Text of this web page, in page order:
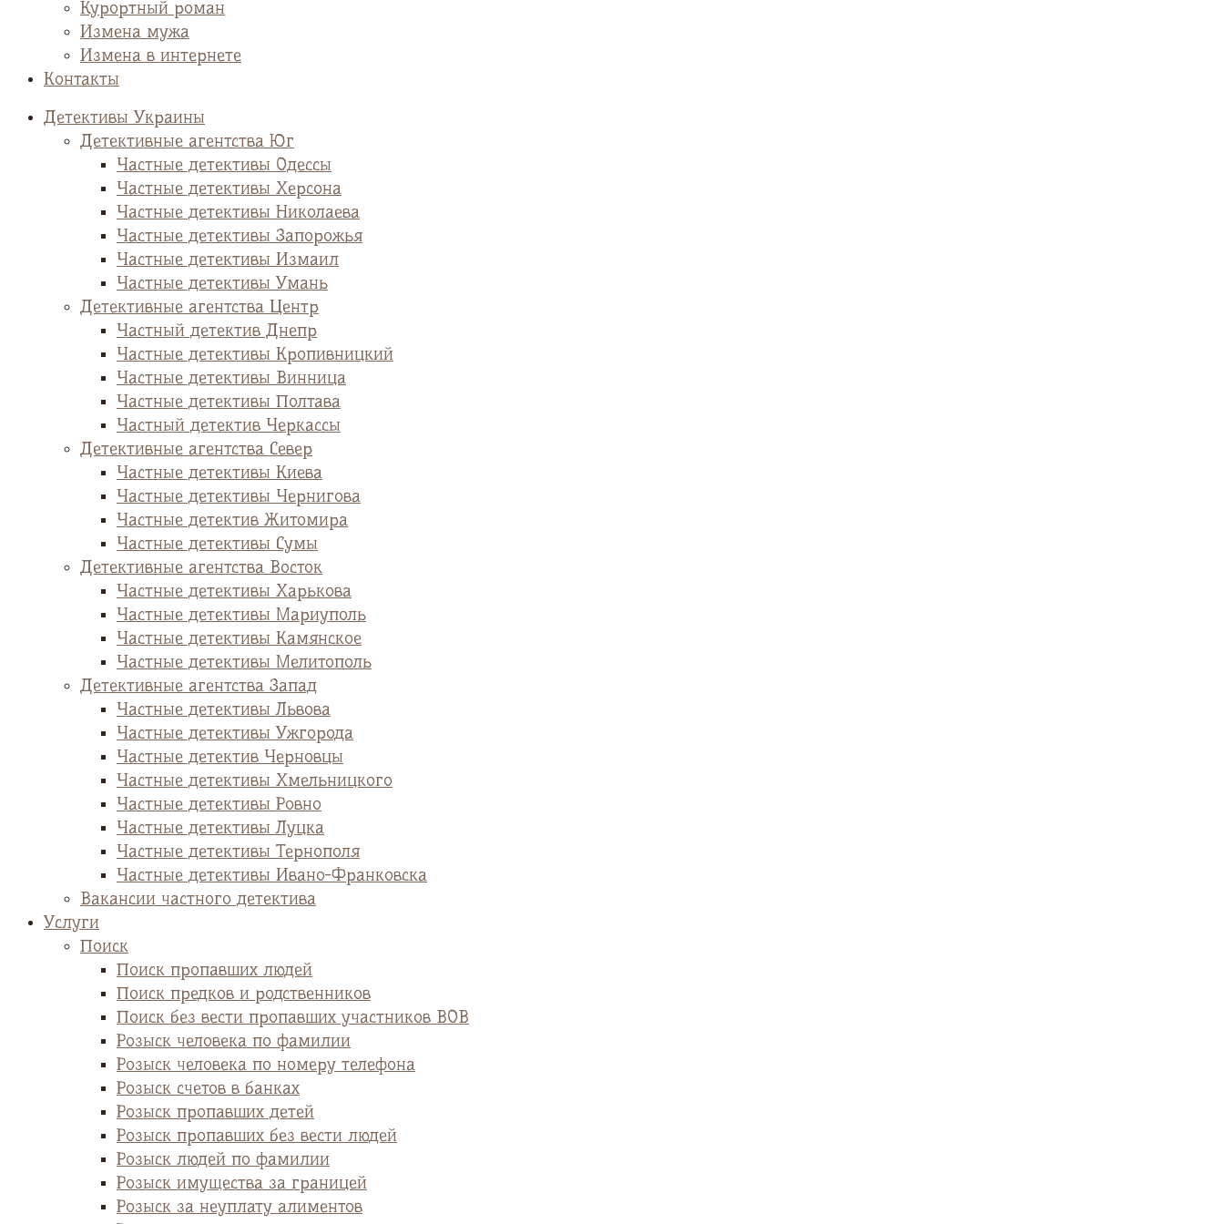
Курортный роман
Измена мужа
Измена в интернете
Контакты
Детективы Украины
Детективные агентства Юг
Частные детективы Одессы
Частные детективы Херсона
Частные детективы Николаева
Частные детективы Запорожья
Частные детективы Измаил
Частные детективы Умань
Детективные агентства Центр
Частный детектив Днепр
Частные детективы Кропивницкий
Частные детективы Винница
Частные детективы Полтава
Частный детектив Черкассы
Детективные агентства Север
Частные детективы Киева
Частные детективы Чернигова
Частные детектив Житомира
Частные детективы Сумы
Детективные агентства Восток
Частные детективы Харькова
Частные детективы Мариуполь
Частные детективы Камянское
Частные детективы Мелитополь
Детективные агентства Запад
Частные детективы Львова
Частные детективы Ужгорода
Частные детектив Черновцы
Частные детективы Хмельницкого
Частные детективы Ровно
Частные детективы Луцка
Частные детективы Тернополя
Частные детективы Ивано-Франковска
Вакансии частного детектива
Услуги
Поиск
Поиск пропавших людей
Поиск предков и родственников
Поиск без вести пропавших участников ВОВ
Розыск человека по фамилии
Розыск человека по номеру телефона
Розыск счетов в банках
Розыск пропавших детей
Розыск пропавших без вести людей
Розыск людей по фамилии
Розыск имущества за границей
Розыск за неуплату алиментов